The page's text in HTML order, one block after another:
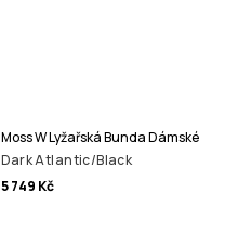
Moss W Lyžařská Bunda Dámské
Dark Atlantic/Black
5 749 Kč